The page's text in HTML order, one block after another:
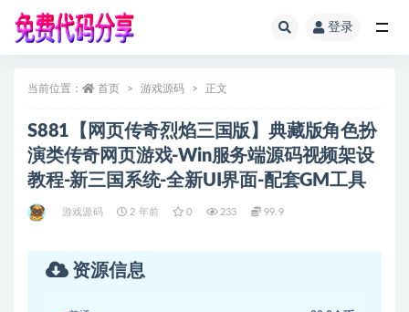
登录
当前位置： 首页 游戏源码 正文
S881【网页传奇烈焰三国版】典藏版角色扮
演类传奇网页游戏-Win服务端源码视频架设
教程-新三国系统-全新UI界面-配套GM工具
游戏源码 2 年前 0 233 99.9
资源信息